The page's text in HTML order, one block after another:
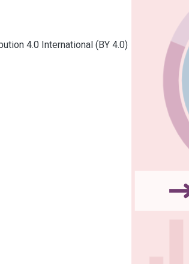
4.0 International (BY 4.0)